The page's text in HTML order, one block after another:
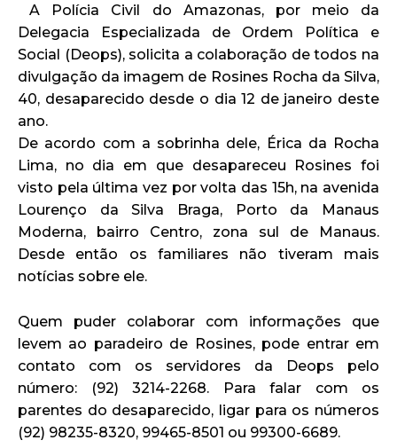
A Polícia Civil do Amazonas, por meio da
Delegacia Especializada de Ordem Política e
Social (Deops), solicita a colaboração de todos na
divulgação da imagem de Rosines Rocha da Silva,
40, desaparecido desde o dia 12 de janeiro deste
ano.
De acordo com a sobrinha dele, Érica da Rocha
Lima, no dia em que desapareceu Rosines foi
visto pela última vez por volta das 15h, na avenida
Lourenço da Silva Braga, Porto da Manaus
Moderna, bairro Centro, zona sul de Manaus.
Desde então os familiares não tiveram mais
notícias sobre ele.
Quem puder colaborar com informações que
levem ao paradeiro de Rosines, pode entrar em
contato com os servidores da Deops pelo
número: (92) 3214-2268. Para falar com os
parentes do desaparecido, ligar para os números
(92) 98235-8320, 99465-8501 ou 99300-6689.